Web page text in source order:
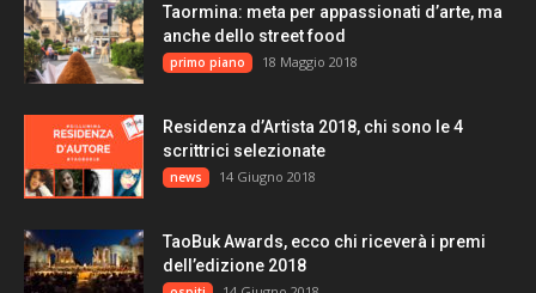
Taormina: meta per appassionati d’arte, ma
anche dello street food
primo piano 18 Maggio 2018
Residenza d’Artista 2018, chi sono le 4
scrittrici selezionate
news 14 Giugno 2018
TaoBuk Awards, ecco chi riceverà i premi
dell’edizione 2018